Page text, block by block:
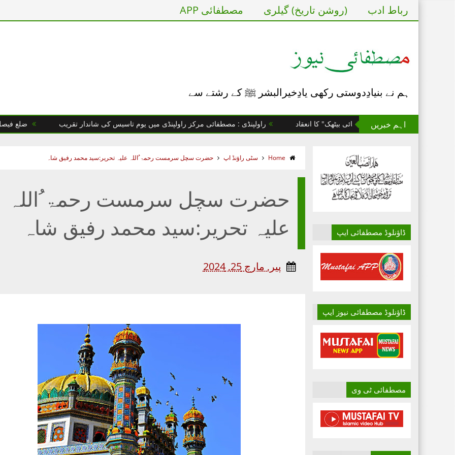
رباط ادب (روشن تاریخ) گیلری مصطفائی APP
ہم نے بنیادِدوستی رکھی یادِخیرالبشر ﷺ کے رشتے سے
اہم خبریں
یومِ تاسیس پر "مصطفائی بیٹھک" کا انعقاد راولپنڈی : مصطفائی مرکز راولپنڈی میں یوم تاسیس کی شاندار تقریب ضلع فیصل آباد
ڈاؤنلوڈ مصطفائی ایپ
ڈاؤنلوڈ مصطفائی نیوز ایپ
مصطفائی ٹی وی
Home سٹی راؤنڈ اپ حضرت سچل سرمست رحمۃ ُاللہ علیہ تحریر:سید محمد رفیق شاہ
حضرت سچل سرمست رحمۃ ُاللہ
علیہ تحریر:سید محمد رفیق شاہ
پیر, مارچ 25, 2024